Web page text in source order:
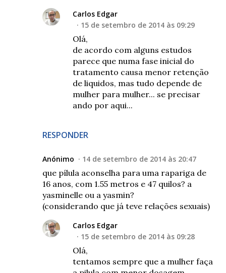
RESPONDER
Carlos Edgar
15 de setembro de 2014 às 09:29
Olá,
de acordo com alguns estudos
parece que numa fase inicial do
tratamento causa menor retenção
de liquidos, mas tudo depende de
mulher para mulher... se precisar
ando por aqui...
Anónimo 14 de setembro de 2014 às 20:47
que pílula aconselha para uma rapariga de
16 anos, com 1.55 metros e 47 quilos? a
yasminelle ou a yasmin?
(considerando que já teve relações sexuais)
Carlos Edgar
15 de setembro de 2014 às 09:28
Olá,
tentamos sempre que a mulher faça